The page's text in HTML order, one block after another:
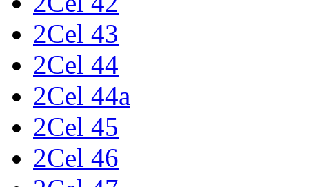
2Cel 43
2Cel 44
2Cel 44a
2Cel 45
2Cel 46